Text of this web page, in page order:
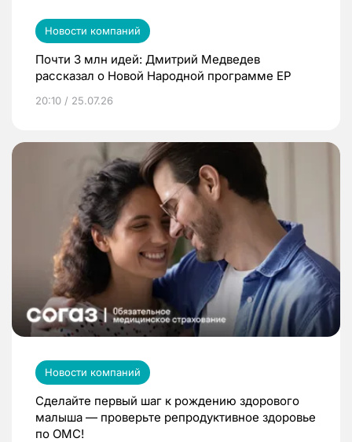
Новости компаний
Почти 3 млн идей: Дмитрий Медведев
рассказал о Новой Народной программе ЕР
20:10 / 25.07.26
Новости компаний
Сделайте первый шаг к рождению здорового
малыша — проверьте репродуктивное здоровье
по ОМС!